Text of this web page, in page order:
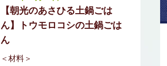
【朝光のあさひる土鍋ごは
ん】トウモロコシの土鍋ごは
ん
＜材料＞